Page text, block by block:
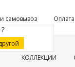
?
самовывоз Оплата
КОЛЛЕКЦИИ